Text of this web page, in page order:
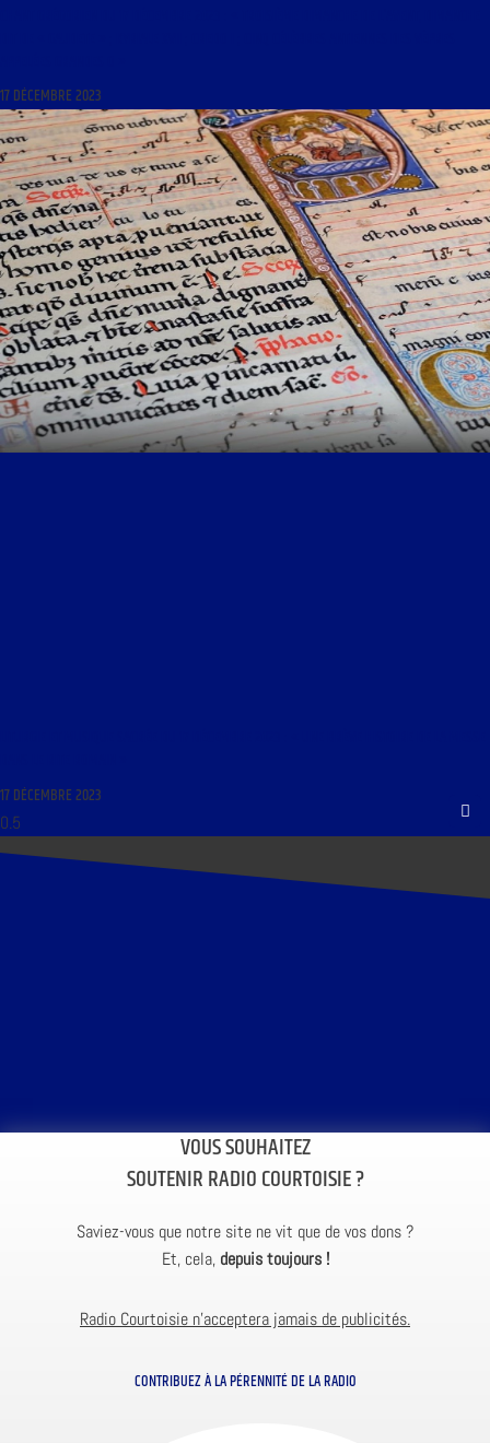
17 DÉCEMBRE 2023
17 DÉCEMBRE 2023
VOUS SOUHAITEZ
SOUTENIR RADIO COURTOISIE ?
Saviez-vous que notre site ne vit que de vos dons ?
Et, cela, depuis toujours !
Radio Courtoisie n’acceptera jamais de publicités.
CONTRIBUEZ À LA PÉRENNITÉ DE LA RADIO